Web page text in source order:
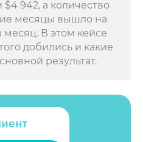
942, а количество
месяцы вышло на
месяц. В этом кейсе
добились и какие
результат.